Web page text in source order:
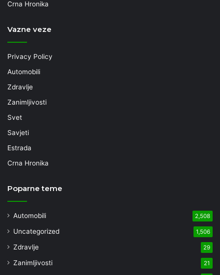
Crna Hronika
Vazne veze
Privacy Policy
Automobili
Zdravlje
Zanimljivosti
Svet
Savjeti
Estrada
Crna Hronika
Poparne teme
Automobili 2,508
Uncategorized 1,506
Zdravlje 29
Zanimljivosti 21